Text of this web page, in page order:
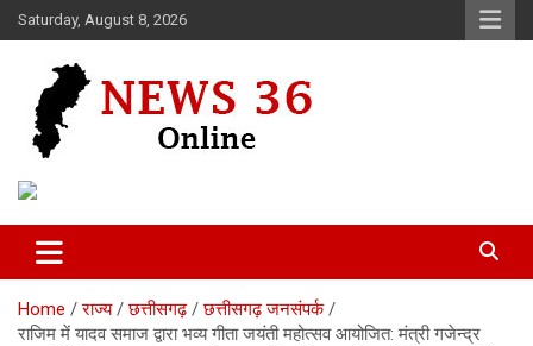
Skip
to
Saturday, August 8, 2026
News 36
Home राज्य छत्तीसगढ़
छत्तीसगढ़ जनसंपर्क
राजिम में यादव समाज द्वारा भव्य गीता जयंती महोत्सव आयोजित: मंत्री गजेन्द्र